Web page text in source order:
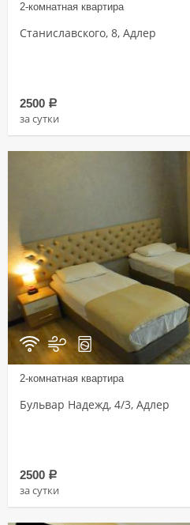
2-комнатная квартира
Станиславского, 8, Адлер
2500 a
за сутки
2-комнатная квартира
Бульвар Надежд, 4/3, Адлер
2500 a
за сутки